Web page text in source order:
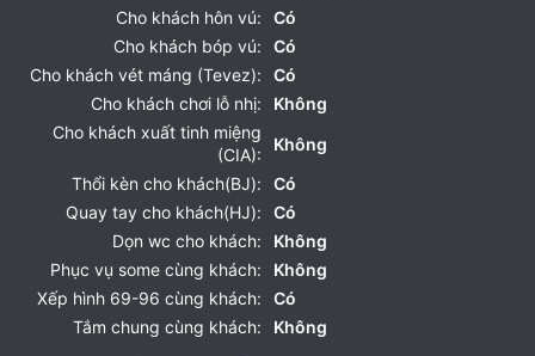
Cho khách hôn vú:
Có
Cho khách bóp vú:
Có
Cho khách vét máng (Tevez):
Có
Cho khách chơi lỗ nhị:
Không
Cho khách xuất tinh miệng
(CIA):
Không
Thổi kèn cho khách(BJ):
Có
Quay tay cho khách(HJ):
Có
Dọn wc cho khách:
Không
Phục vụ some cùng khách:
Không
Xếp hình 69-96 cùng khách:
Có
Tắm chung cùng khách:
Không